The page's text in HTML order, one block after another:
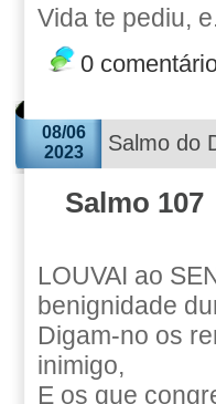
Vida te pediu,
0
08/06
2023
Salmo do
Salmo 107
LOUVAI ao
benignidade
Digam-no os
inimigo,
E os que